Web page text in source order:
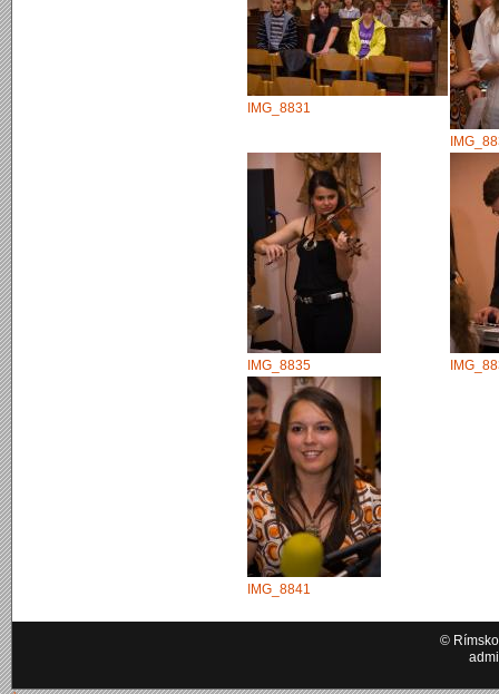
IMG_8831
IMG_8835
IMG_8841
©